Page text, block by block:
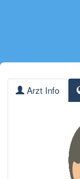
Arzt Info